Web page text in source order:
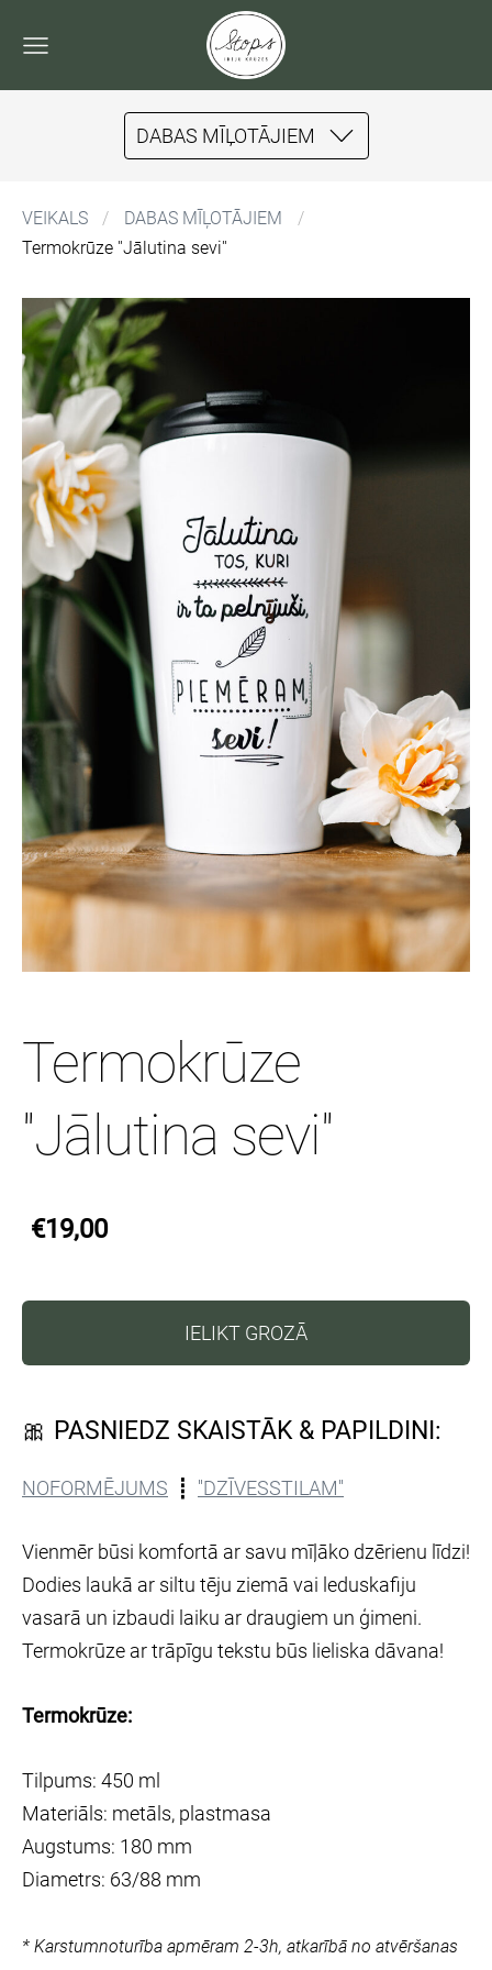
DABAS MĪĻOTĀJIEM
VEIKALS
DABAS MĪĻOTĀJIEM
Termokrūze ''Jālutina sevi''
Termokrūze
''Jālutina sevi''
€19,00
IELIKT GROZĀ
🎀 PASNIEDZ SKAISTĀK & PAPILDINI:
NOFORMĒJUMS ┋ ''DZĪVESSTILAM''
Vienmēr būsi komfortā ar savu mīļāko dzērienu līdzi!
Dodies laukā ar siltu tēju ziemā vai leduskafiju
vasarā un izbaudi laiku ar draugiem un ģimeni.
Termokrūze ar trāpīgu tekstu būs lieliska dāvana!
Termokrūze:
Tilpums: 450 ml
Materiāls: metāls, plastmasa
Augstums: 180 mm
Diametrs: 63/88 mm
* Karstumnoturība apmēram 2-3h, atkarībā no atvēršanas